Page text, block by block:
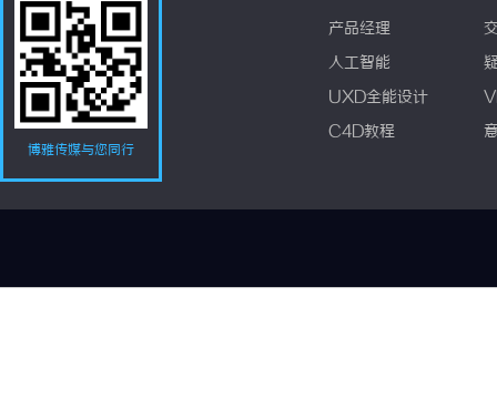
博雅传媒与您同行
产品经理
人工智能
UXD全能设计
C4D教程